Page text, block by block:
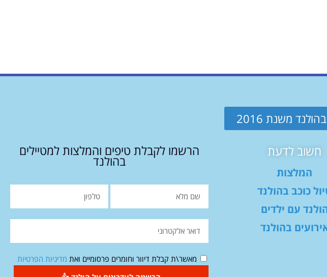
משנת 2016
חשוב לדעת
המלצות
כוכב בהולנד
עם ילדים
בהולנד
הרשמו לקבלת טיפים והמלצות למטיילים
בהולנד
מאשר\ת קבלת דיוור וחומרים פרסומיים ואת מדיניות הפרטיות